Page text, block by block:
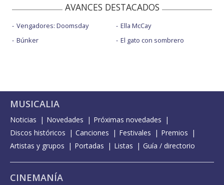
AVANCES DESTACADOS
Vengadores: Doomsday
Búnker
Ella McCay
El gato con sombrero
MUSICALIA
Noticias Novedades
Próximas novedades
Discos históricos
Canciones Festivales
Premios
Artistas y grupos
Portadas Listas Guía / directorio
CINEMANÍA